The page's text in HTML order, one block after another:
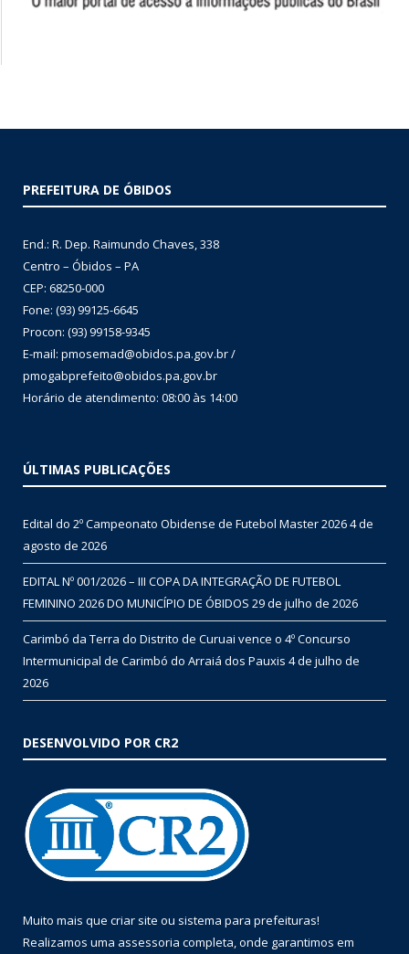
PREFEITURA DE ÓBIDOS
End.: R. Dep. Raimundo Chaves, 338
Centro – Óbidos – PA
CEP: 68250-000
Fone: (93) 99125-6645
Procon: (93) 99158-9345
E-mail: pmosemad@obidos.pa.gov.br /
pmogabprefeito@obidos.pa.gov.br
Horário de atendimento: 08:00 às 14:00
ÚLTIMAS PUBLICAÇÕES
Edital do 2º Campeonato Obidense de Futebol Master 20264 de
agosto de 2026
EDITAL Nº 001/2026 – III COPA DA INTEGRAÇÃO DE FUTEBOL
FEMININO 2026 DO MUNICÍPIO DE ÓBIDOS 29 de julho de 2026
Carimbó da Terra do Distrito de Curuai vence o 4º Concurso
Intermunicipal de Carimbó do Arraiá dos Pauxis 4 de julho de
2026
DESENVOLVIDO POR CR2
Muito mais que criar site ou sistema para prefeituras!
Realizamos uma assessoria completa, onde garantimos em